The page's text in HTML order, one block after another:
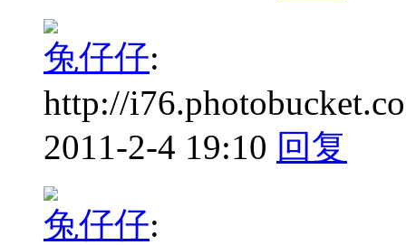
兔仔仔:
http://
2011-2-4 19:10 回复
兔仔仔: